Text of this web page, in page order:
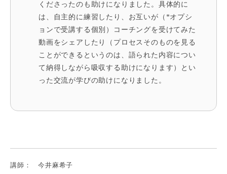
くださったのも助けになりました。具体的に
は、自主的に練習したり、お互いが（*オプシ
ョンで受講する個別）コーチングを受けてみた
動画をシェアしたり（プロセスそのものを見る
ことができるというのは、語られた内容につい
て納得しながら吸収する助けになります）とい
った交流が学びの助けになりました。
講師： 今井麻希子